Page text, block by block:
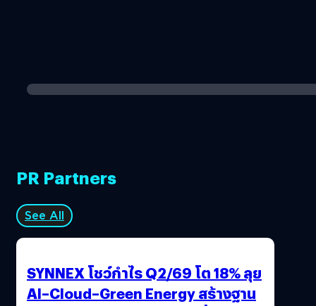
PR Partners
See All
SYNNEX โชว์กำไร Q2/69 โต 18% ลุย
AI–Cloud–Green Energy สร้างฐาน